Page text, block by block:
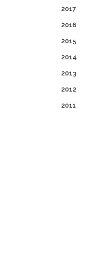
2017
2016
2015
2014
2013
2012
2011